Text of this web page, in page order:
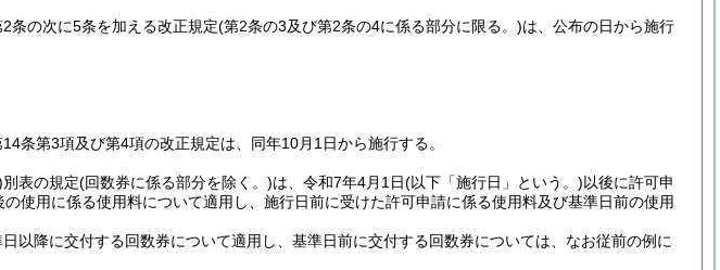
条の次に5条を加える改正規定(第2条の3及び第2条の4に係る部分に限る。)は、公布の日から施行
条第3項及び第4項の改正規定は、同年10月1日から施行する。
別表の規定(回数券に係る部分を除く。)は、令和7年4月1日(以下「施行日」という。)以後に許可申
の使用に係る使用料について適用し、施行日前に受けた許可申請に係る使用料及び基準日前の使用
日以降に交付する回数券について適用し、基準日前に交付する回数券については、なお従前の例に